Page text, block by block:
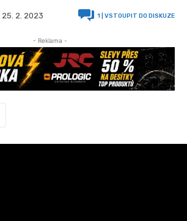
25. 2. 2023 1 | VSTOUPIT DO DISKUZE
- Reklama -